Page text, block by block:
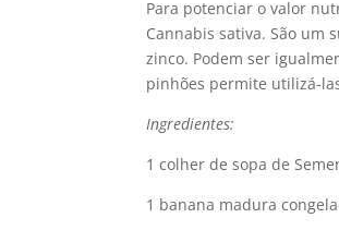
Para potenciar o valor
Cannabis sativa. São um
zinco. Podem ser
pinhões permite utilizá-
Ingredientes:
1 colher de sopa de
1 banana madura